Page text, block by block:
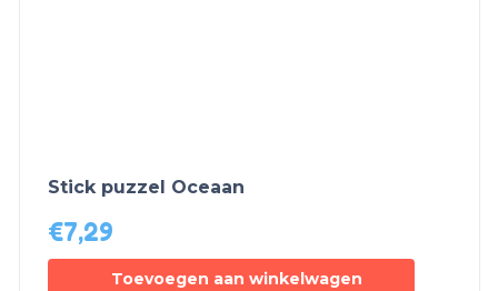
Stick puzzel Oceaan
€7,29
Toevoegen aan winkelwagen